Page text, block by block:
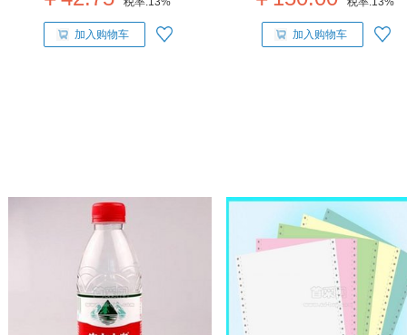
加入购物车 加入购物车